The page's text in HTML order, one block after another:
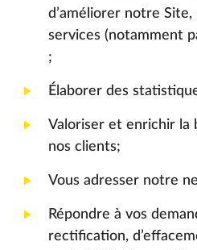
d’améliorer notre
services (notamment
;
Élaborer des
Valoriser et enrichir la
nos clients;
Vous adresser notre
Répondre à vos
rectification,